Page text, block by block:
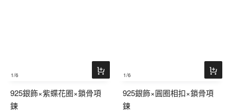
1/6
925銀飾×紫蝶花圈×鎖骨項
鍊
1/6
925銀飾×圓圈相扣×鎖骨項
鍊